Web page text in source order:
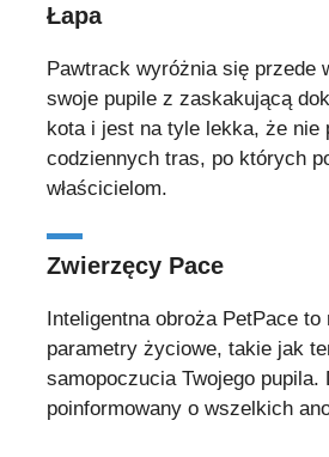
Łapa
Pawtrack wyróżnia się przede
swoje pupile z zaskakującą
kota i jest na tyle lekka, że nie
codziennych tras, po których
właścicielom.
Zwierzęcy Pace
Inteligentna obroża PetPace
parametry życiowe, takie jak
samopoczucia Twojego
poinformowany o wszelkich